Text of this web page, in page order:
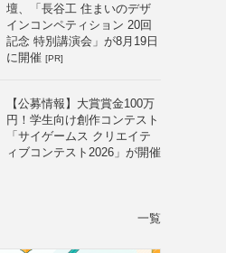
壇、「長谷工 住まいのデザ
インコンペティション 20回
記念 特別講演会」が8月19日
に開催 [PR]
【公募情報】大賞賞金100万
円！学生向け創作コンテスト
「サイゲームス クリエイテ
ィブコンテスト2026」が開催
一覧